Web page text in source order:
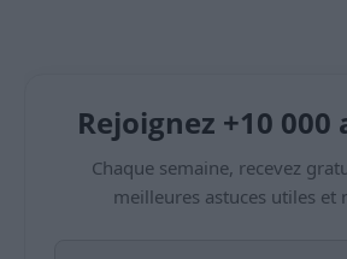
Rejoignez +10 000
Chaque semaine, recevez
meilleures astuces utiles et